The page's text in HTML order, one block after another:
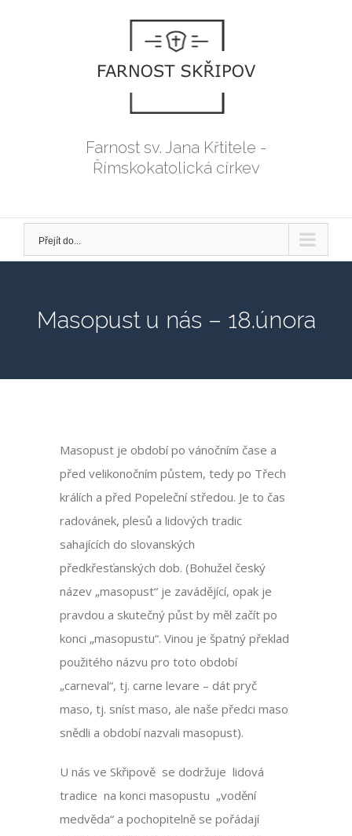
Farnost sv. Jana Křtitele -
Římskokatolická církev
Přejít do...
Masopust u nás – 18.února
Masopust je období po vánočním čase a
před velikonočním půstem, tedy po Třech
králích a před Popeleční středou. Je to čas
radovánek, plesů a lidových tradic
sahajících do slovanských
předkřesťanských dob. (Bohužel český
název „masopust“ je zavádějící, opak je
pravdou a skutečný půst by měl začít po
konci „masopustu“. Vinou je špatný překlad
použitého názvu pro toto období
„carneval“, tj. carne levare – dát pryč
maso, tj. sníst maso, ale naše předci maso
snědli a období nazvali masopust).
U nás ve Skřipově se dodržuje lidová
tradice na konci masopustu „vodění
medvěda“ a pochopitelně se pořádají